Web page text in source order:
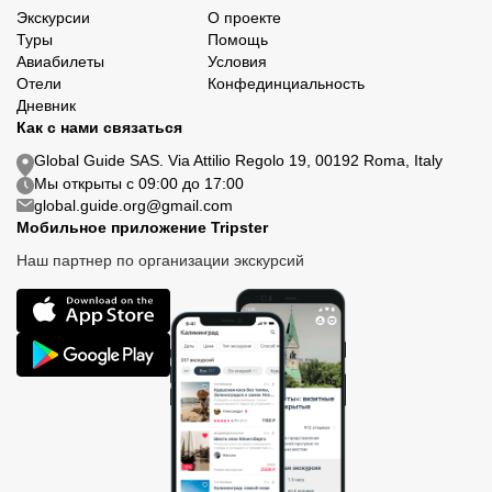
Экскурсии
Туры
Авиабилеты
Отели
Дневник
О проекте
Помощь
Условия
Конфединциальность
Как с нами связаться
Global Guide SAS. Via Attilio Regolo 19, 00192 Roma, Italy
Мы открыты с 09:00 до 17:00
global.guide.org@gmail.com
Мобильное приложение Tripster
Наш партнер по организации экскурсий